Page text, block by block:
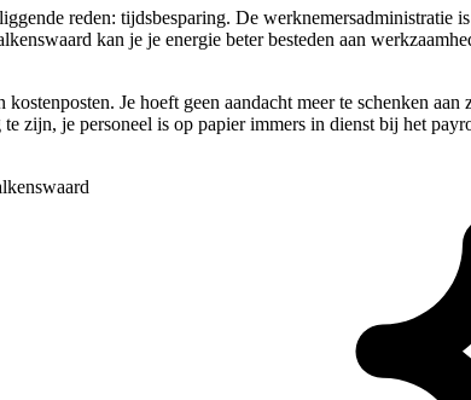
reden: tijdsbesparing. De werknemersadministratie
kan je je energie beter besteden aan
Je hoeft geen aandacht meer te schenken
zijn, je personeel is op papier immers in dienst bij het